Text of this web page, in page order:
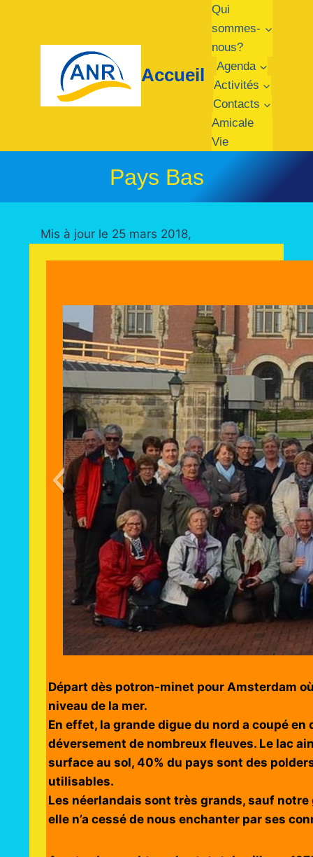
contenu
Accueil
Qui
sommes-
nous?
Agenda
Activités
Contacts
Amicale
Vie
Pays Bas
Mis à jour le 25 mars 2018,
Départ dès potron-minet pour Amsterdam
niveau de la mer.
En effet, la grande digue du nord a coupé
déversement de nombreux fleuves. Le lac
surface au sol, 40% du pays sont des
utilisables.
Les néerlandais sont très grands, sauf
elle n’a cessé de nous enchanter par ses